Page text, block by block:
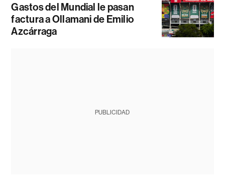
Gastos del Mundial le pasan
factura a Ollamani de Emilio
Azcárraga
PUBLICIDAD